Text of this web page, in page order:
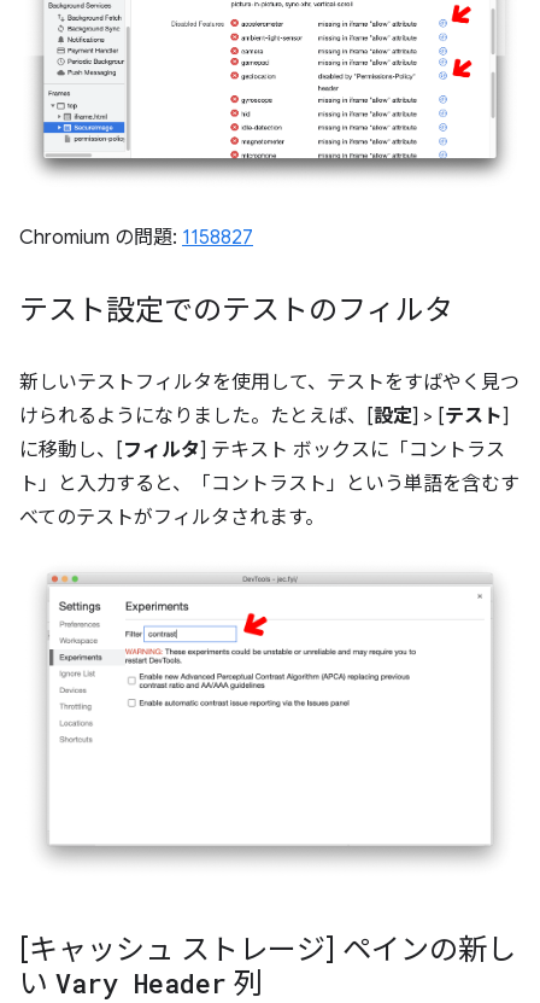
Chromium の問題: 1158827
テスト設定でのテストのフィルタ
新しいテストフィルタを使用して、テストをすばやく見つ
けられるようになりました。たとえば、[設定] > [テスト]
に移動し、[フィルタ] テキスト ボックスに「コントラス
ト」と入力すると、「コントラスト」という単語を含むす
べてのテストがフィルタされます。
[キャッシュ ストレージ] ペインの新し
い Vary Header 列